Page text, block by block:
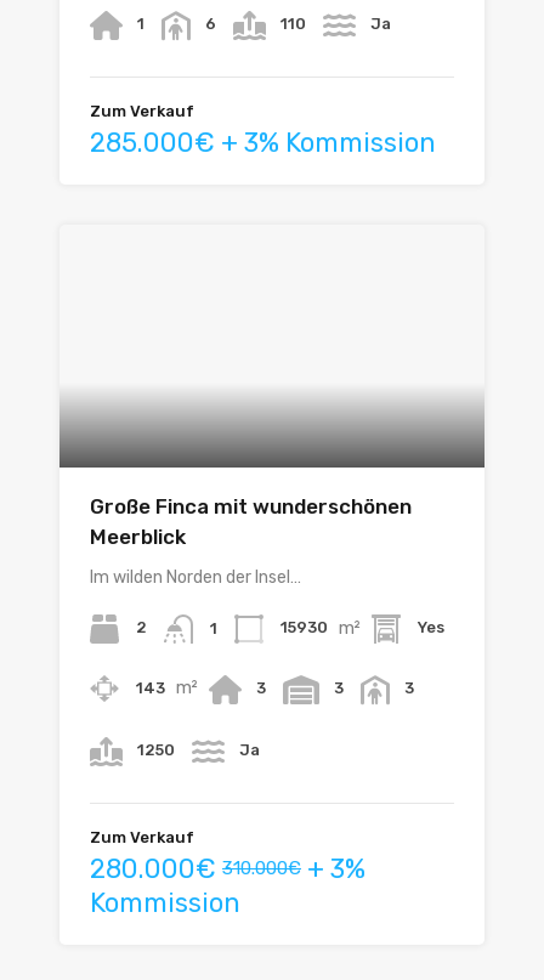
1 6 110 Ja
Zum Verkauf
285.000€ + 3% Kommission
Große Finca mit wunderschönen
Meerblick
Im wilden Norden der Insel…
2 1 15930 m² Yes
143 m² 3 3 3
1250 Ja
Zum Verkauf
280.000€ 310.000€ + 3%
Kommission